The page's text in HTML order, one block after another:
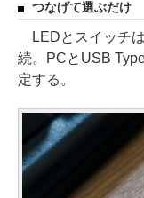
つなげて選ぶだけ
LEDとスイッチ
続。PCとUSB
定する。